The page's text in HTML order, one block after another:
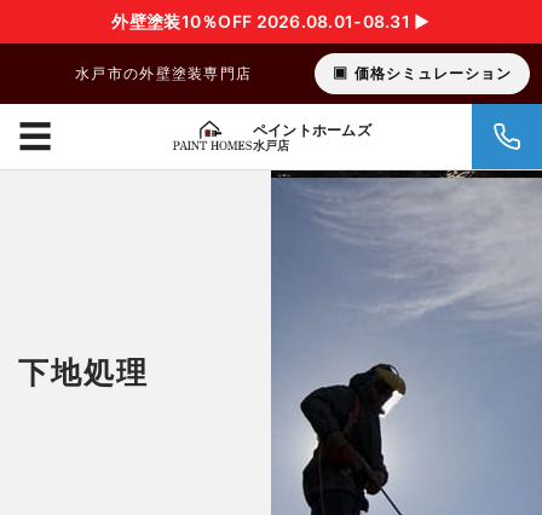
外壁塗装10％OFF 2026.08.01-08.31 ▶︎
水戸市の外壁塗装専門店 価格シミュレーション
ペイントホームズ
水戸店
☰
下地処理